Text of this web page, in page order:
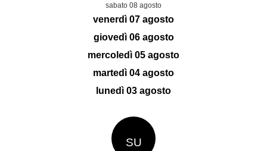
sabato 08 agosto
venerdì 07 agosto
giovedì 06 agosto
mercoledì 05 agosto
martedì 04 agosto
lunedì 03 agosto
SU